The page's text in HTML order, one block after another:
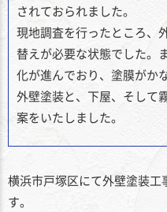
されておられました。
現地調査を行ったところ、
替えが必要な状態でした。
化が進んでおり、塗膜がか
外壁塗装と、下屋、そして
案をいたしました。
横浜市戸塚区にて外壁塗装
す。